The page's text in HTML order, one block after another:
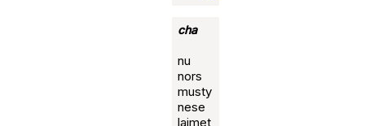
cha
nu
nors
musty
nese
laimet